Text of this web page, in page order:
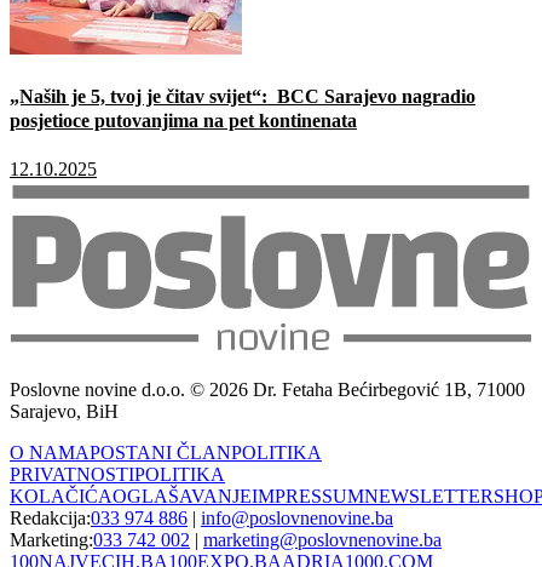
„Naših je 5, tvoj je čitav svijet“: BCC Sarajevo nagradio
posjetioce putovanjima na pet kontinenata
12.10.2025
Poslovne novine d.o.o. © 2026 Dr. Fetaha Bećirbegović 1B, 71000
Sarajevo, BiH
O NAMAPOSTANI ČLANPOLITIKA
PRIVATNOSTIPOLITIKA
KOLAČIĆAOGLAŠAVANJEIMPRESSUMNEWSLETTER
Redakcija:033 974 886 | info@poslovnenovine.ba
Marketing:033 742 002 | marketing@poslovnenovine.ba
100NAJVECIH.BA100EXPO.BAADRIA1000.COM